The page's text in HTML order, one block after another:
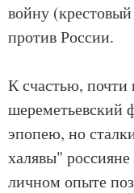
войну
против России.
К счастью, почти
шереметьевский
эпопею, но
халявы"
личном опыте